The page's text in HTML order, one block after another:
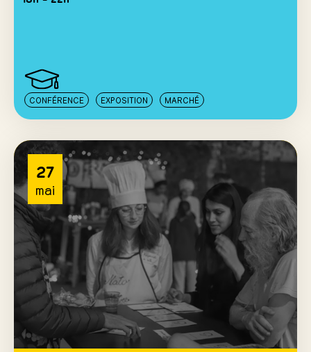
CONFÉRENCE EXPOSITION MARCHÉ
27
mai